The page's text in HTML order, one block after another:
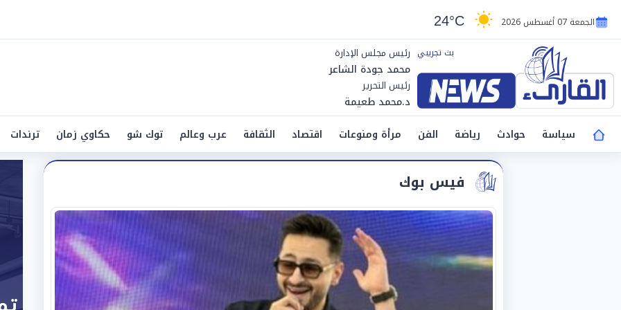
الجمعة 07 أغسطس 2026 24°C
رئيس مجلس الإدارة
محمد جودة الشاعر
رئيس التحرير
د.محمد طعيمة
سياسة
حوادث رياضة الفن مرأة ومنوعات اقتصاد الثقافة عرب وعالم توك شو حكاوي زمان ترندات
فيس بوك